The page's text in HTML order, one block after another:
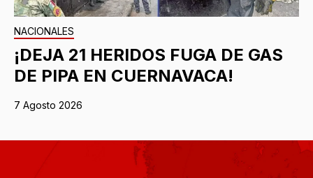
NACIONALES
¡DEJA 21 HERIDOS FUGA DE GAS
DE PIPA EN CUERNAVACA!
7 Agosto 2026